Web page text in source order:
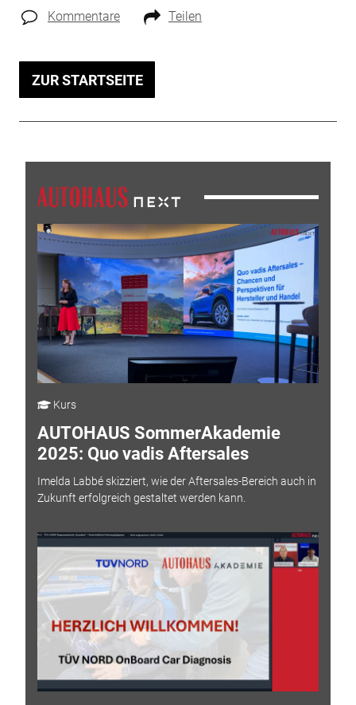
Kommentare Teilen
ZUR STARTSEITE
Kurs
AUTOHAUS SommerAkademie
2025: Quo vadis Aftersales
Imelda Labbé skizziert, wie der Aftersales-Bereich auch in
Zukunft erfolgreich gestaltet werden kann.